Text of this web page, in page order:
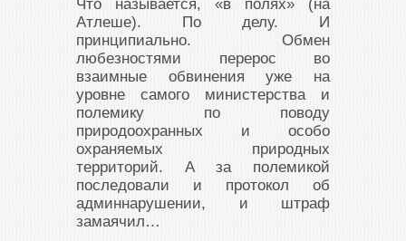
Что называется, «в полях» (на
Атлеше). По делу. И
принципиально. Обмен
любезностями перерос во
взаимные обвинения уже на
уровне самого министерства и
полемику по поводу
природоохранных и особо
охраняемых природных
территорий. А за полемикой
последовали и протокол об
админнарушении, и штраф
замаячил…